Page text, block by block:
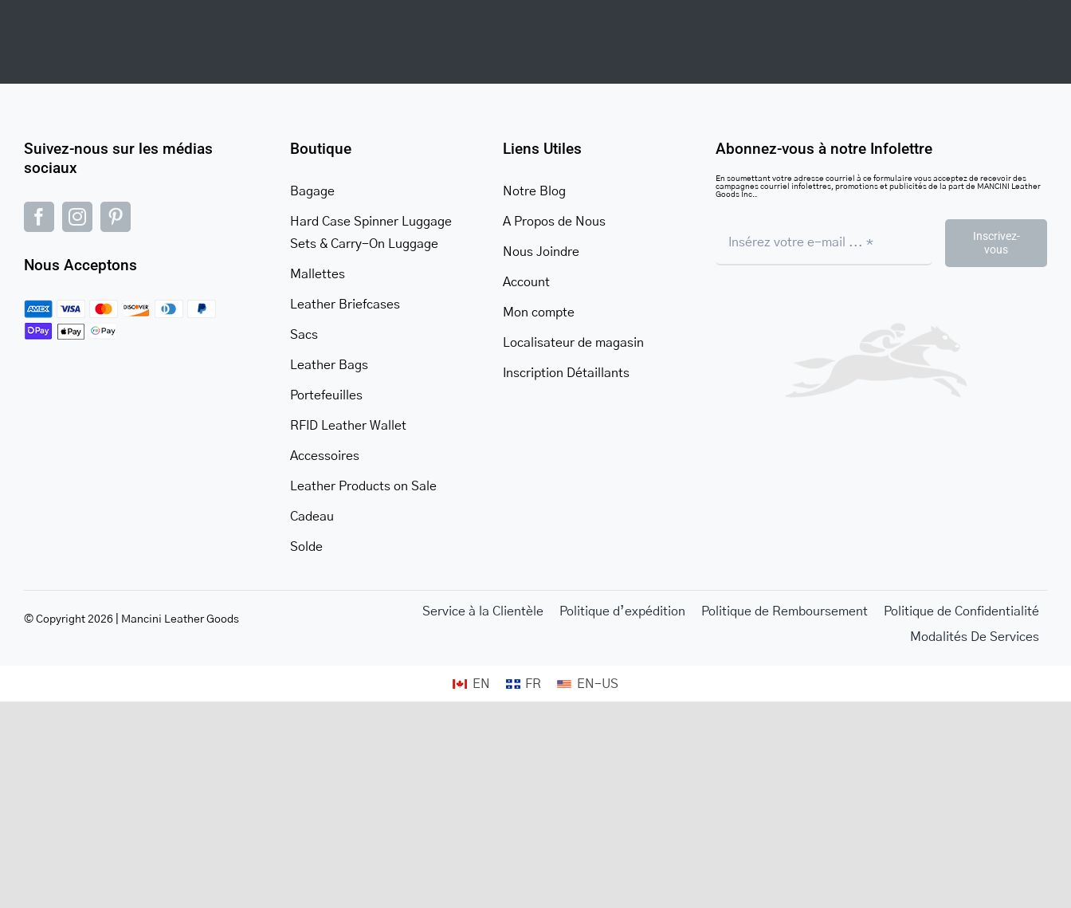
Suivez-nous sur les médias
sociaux
Nous Acceptons
Boutique
Bagage
Hard Case Spinner Luggage
Sets & Carry-On Luggage
Mallettes
Leather Briefcases
Sacs
Leather Bags
Portefeuilles
RFID Leather Wallet
Accessoires
Leather Products on Sale
Cadeau
Solde
Liens Utiles
Notre Blog
A Propos de Nous
Nous Joindre
Account
Mon compte
Localisateur de magasin
Inscription Détaillants
Abonnez-vous à notre Infolettre
En soumettant votre adresse courriel à ce formulaire vous acceptez de recevoir des
campagnes courriel infolettres, promotions et publicités de la part de MANCINI Leather
Goods Inc..
Inscrivez-
vous
© Copyright 2026 | Mancini Leather Goods
Service à la Clientèle Politique d’expédition Politique de Remboursement
Politique de Confidentialité
Modalités De Services
EN FR